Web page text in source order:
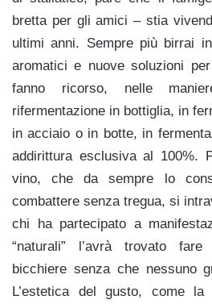
bretta per gli amici – stia
ultimi anni. Sempre più birrai
aromatici e nuove soluzioni
fanno ricorso, nelle
rifermentazione in bottiglia, in
in acciaio o in botte, in
addirittura esclusiva al 100%.
vino, che da sempre lo
combattere senza tregua, si
chi ha partecipato a
“naturali” l’avrà trovato
bicchiere senza che nessuno
L’estetica del gusto, come